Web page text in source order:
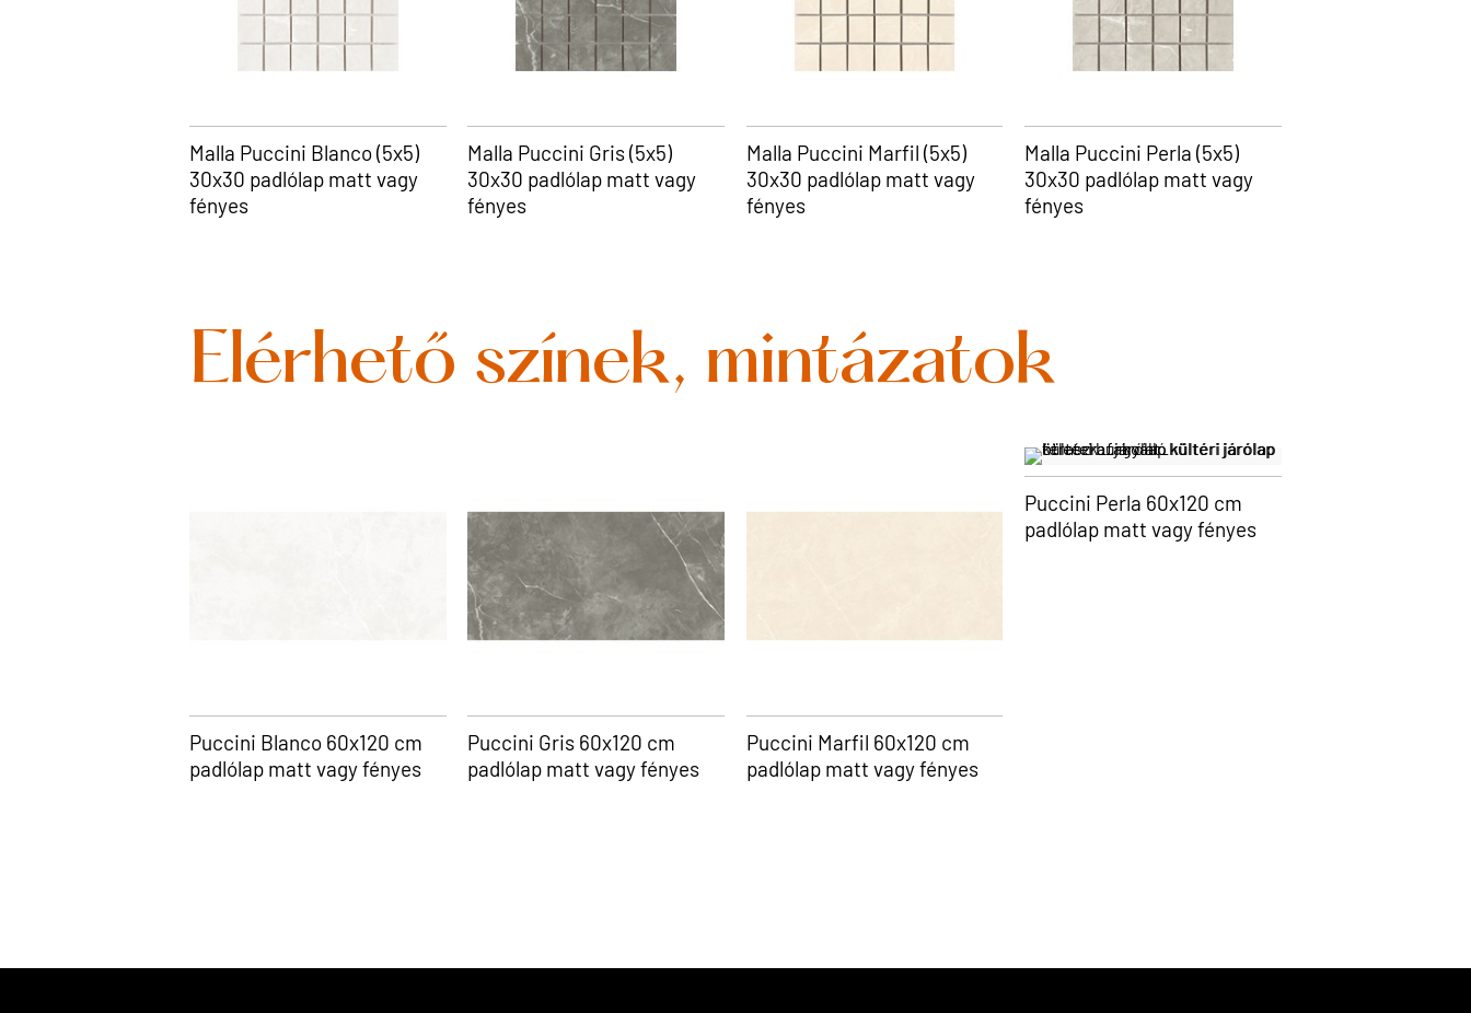
Malla Puccini Blanco (5x5)
30x30 padlólap matt vagy
fényes
Malla Puccini Gris (5x5)
30x30 padlólap matt vagy
fényes
Malla Puccini Marfil (5x5)
30x30 padlólap matt vagy
fényes
Malla Puccini Perla (5x5)
30x30 padlólap matt vagy
fényes
Elérhető színek, mintázatok
Puccini Blanco 60x120 cm
padlólap matt vagy fényes
Puccini Gris 60x120 cm
padlólap matt vagy fényes
Puccini Marfil 60x120 cm
padlólap matt vagy fényes
Puccini Perla 60x120 cm
padlólap matt vagy fényes